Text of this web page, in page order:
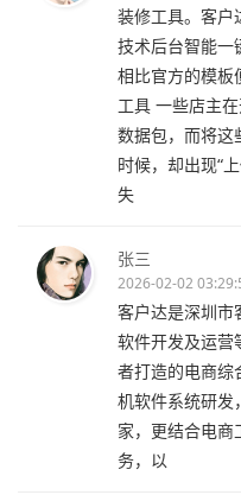
装修工具。客户
技术后台智能一
相比官方的模板
工具 一些店主
数据包，而将这
时候，却出现“
失
张三
2026-02-02
客户达是深圳市
软件开发及运营
者打造的电商综
机软件系统研发
家，更结合电商
务，以